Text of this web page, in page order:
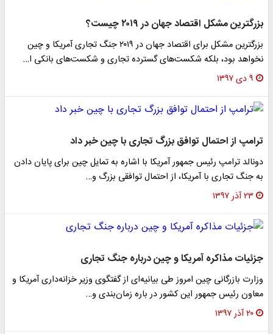
بزرگترین مشکل اقتصاد جهان در ۲۰۱۹ چیست؟
بزرگترین مشکل برای اقتصاد جهان در ۲۰۱۹ جنگ تجاری آمریکا و چین
نخواهد بود، بلکه شکست‌های گسترده تجاری و شکست‌های بانکی ا…
۹ دی ۱۳۹۷
ترامپ از احتمال توافق بزرگ تجاری با چین خبر داد
دونالد ترامپ رئیس جمهور آمریکا با اشاره به تمایل چین برای پایان دادن
به جنگ تجاری با آمریکا، از احتمال توافقی بزرگ و…
۲۳ آذر ۱۳۹۷
جزئیات مذاکره آمریکا و چین درباره جنگ تجاری
وزارت بازرگانی چین امروز طی بیانیه‌ای از گفتگوی وزیر خزانه‌داری آمریکا و
معاون رئیس جمهور این کشور در باره زمان‌بندی و…
۲۰ آذر ۱۳۹۷